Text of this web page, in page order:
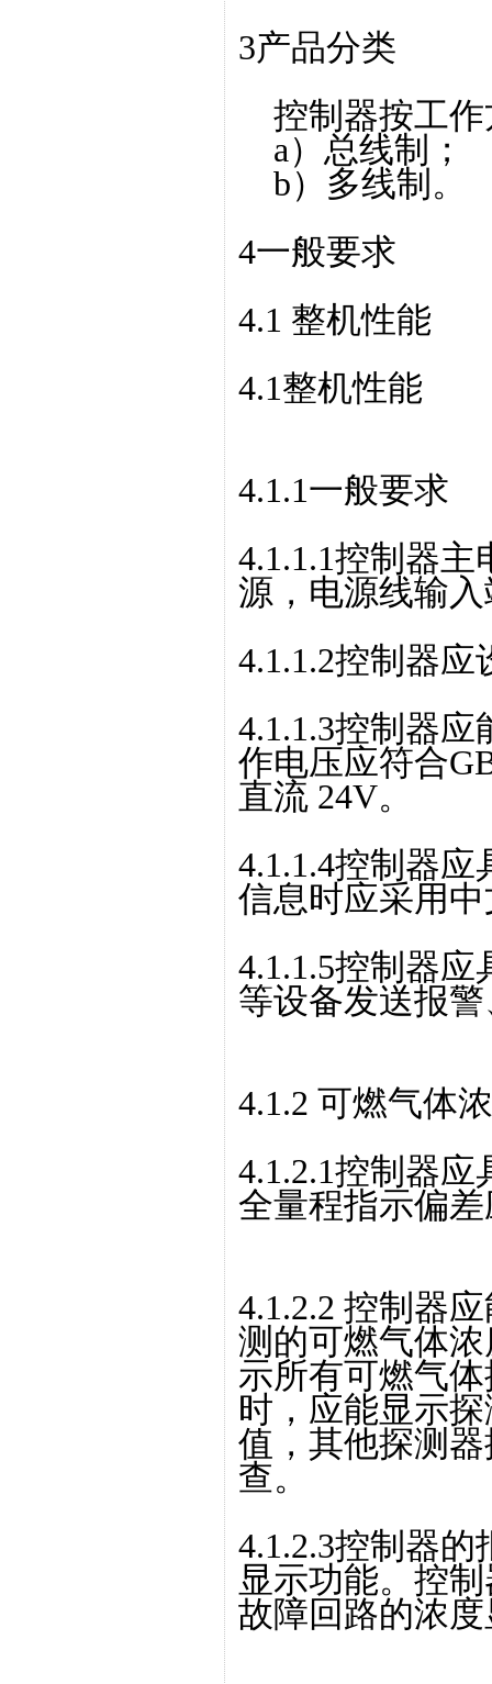
3产品分类
控制器按工作
a）总线制；
b）多线制。
4一般要求
4.1 整机性能
4.1整机性能
4.1.1一般要求
4.1.1.1控制器主
源，电源线输
4.1.1.2控制器
4.1.1.3控制器
作电压应符合
直流 24V。
4.1.1.4控制器
信息时应采用
4.1.1.5控制器
等设备发送报
4.1.2 可燃气体
4.1.2.1控制器
全量程指示偏
4.1.2.2 控制器
测的可燃气体
示所有可燃气
时，应能显示
值，其他探测
查。
4.1.2.3控制器
显示功能。控
故障回路的浓